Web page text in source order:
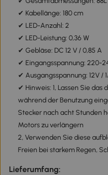
✔ Kabellänge: 180 cm
✔ LED-Anzahl: 2
✔ LED-Leistung: 0,36 W
✔ Gebläse: DC 12 V / 0,85 A
✔ Eingangsspannung: 220-
✔ Ausgangsspannung: 12V /
✔ Hinweis: 1, Lassen Sie das
während der Benutzung
Stecker nach acht Stunden
Motors zu verlängern
2, Verwenden Sie diese
Freien bei starkem Regen,
Lieferumfang: